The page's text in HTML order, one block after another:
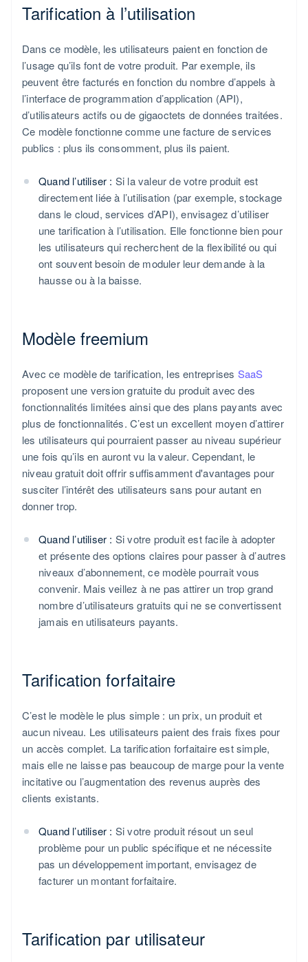
Tarification à l’utilisation
Dans ce modèle, les utilisateurs paient en fonction de
l’usage qu’ils font de votre produit. Par exemple, ils
peuvent être facturés en fonction du nombre d’appels à
l’interface de programmation d’application (API),
d’utilisateurs actifs ou de gigaoctets de données traitées.
Ce modèle fonctionne comme une facture de services
publics : plus ils consomment, plus ils paient.
Quand l’utiliser : Si la valeur de votre produit est
directement liée à l’utilisation (par exemple, stockage
dans le cloud, services d’API), envisagez d’utiliser
une tarification à l’utilisation. Elle fonctionne bien pour
les utilisateurs qui recherchent de la flexibilité ou qui
ont souvent besoin de moduler leur demande à la
hausse ou à la baisse.
Modèle freemium
Avec ce modèle de tarification, les entreprises SaaS
proposent une version gratuite du produit avec des
fonctionnalités limitées ainsi que des plans payants avec
plus de fonctionnalités. C’est un excellent moyen d’attirer
les utilisateurs qui pourraient passer au niveau supérieur
une fois qu’ils en auront vu la valeur. Cependant, le
niveau gratuit doit offrir suffisamment d'avantages pour
susciter l’intérêt des utilisateurs sans pour autant en
donner trop.
Quand l’utiliser : Si votre produit est facile à adopter
et présente des options claires pour passer à d’autres
niveaux d’abonnement, ce modèle pourrait vous
convenir. Mais veillez à ne pas attirer un trop grand
nombre d’utilisateurs gratuits qui ne se convertissent
jamais en utilisateurs payants.
Tarification forfaitaire
C’est le modèle le plus simple : un prix, un produit et
aucun niveau. Les utilisateurs paient des frais fixes pour
un accès complet. La tarification forfaitaire est simple,
mais elle ne laisse pas beaucoup de marge pour la vente
incitative ou l’augmentation des revenus auprès des
clients existants.
Quand l’utiliser : Si votre produit résout un seul
problème pour un public spécifique et ne nécessite
pas un développement important, envisagez de
facturer un montant forfaitaire.
Tarification par utilisateur